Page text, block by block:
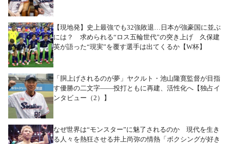
【現地発】史上最強でも32強敗退…日本が強豪国に並ぶ
には？ 求められる“ロス五輪世代”の突き上げ 久保建
英が語った“現実”を覆す選手は出てくるか【W杯】
「胴上げされるのが夢」ヤクルト・池山隆寛監督が目指
す優勝の二文字――投打ともに再建、活性化へ【独占イ
ンタビュー（2）】
なぜ世界は“モンスター”に魅了されるのか 現代を生き
る人々を熱狂させる井上尚弥の情熱「ボクシングが好き